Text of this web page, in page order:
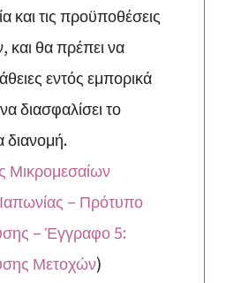
και τις προϋποθέσεις
θα πρέπει να
εντός εμπορικά
διασφαλίσει το
διανομή.
Μικρομεσαίων
– Πρότυπο
– Έγγραφο 5:
Μετοχών)